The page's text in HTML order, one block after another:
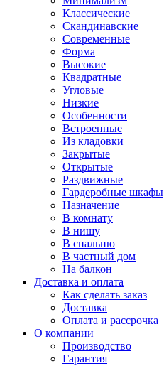
Классические
Скандинавские
Современные
Форма
Высокие
Квадратные
Угловые
Низкие
Особенности
Встроенные
Из кладовки
Закрытые
Открытые
Раздвижные
Гардеробные шкафы
Назначение
В комнату
В нишу
В спальню
В частный дом
На балкон
Доставка и оплата
Как сделать заказ
Доставка
Оплата и рассрочка
О компании
Производство
Гарантия